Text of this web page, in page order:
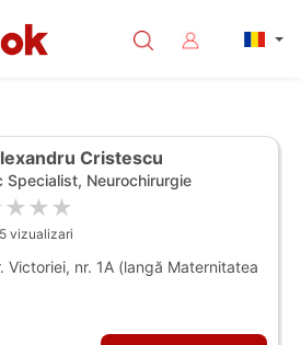
Cristescu
Specialist, Neurochirurgie
vizualizari
Victoriei, nr. 1A (langă Maternitatea